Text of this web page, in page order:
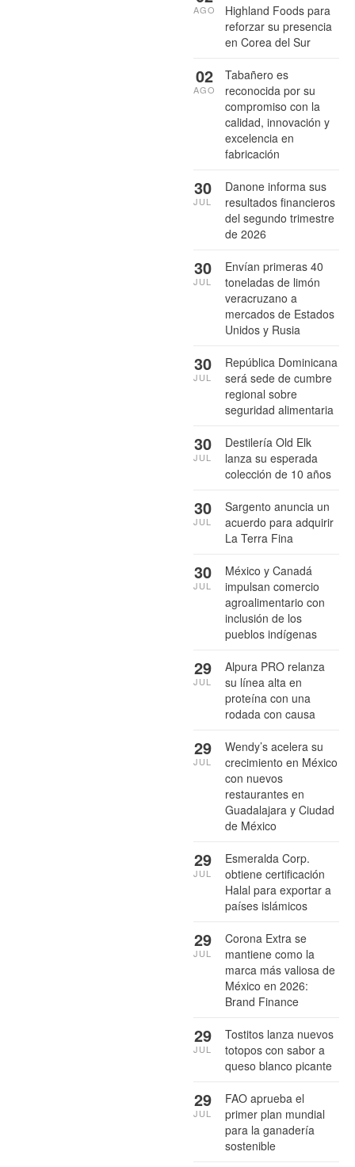
Highland Foods para
reforzar su presencia
en Corea del Sur
AGO
Tabañero es
reconocida por su
compromiso con la
calidad, innovación y
excelencia en
fabricación
02
AGO
Danone informa sus
resultados financieros
del segundo trimestre
de 2026
30
JUL
Envían primeras 40
toneladas de limón
veracruzano a
mercados de Estados
Unidos y Rusia
30
JUL
República Dominicana
será sede de cumbre
regional sobre
seguridad alimentaria
30
JUL
Destilería Old Elk
lanza su esperada
colección de 10 años
30
JUL
Sargento anuncia un
acuerdo para adquirir
La Terra Fina
30
JUL
México y Canadá
impulsan comercio
agroalimentario con
inclusión de los
pueblos indígenas
30
JUL
Alpura PRO relanza
su línea alta en
proteína con una
rodada con causa
29
JUL
Wendy’s acelera su
crecimiento en México
con nuevos
restaurantes en
Guadalajara y Ciudad
de México
29
JUL
Esmeralda Corp.
obtiene certificación
Halal para exportar a
países islámicos
29
JUL
Corona Extra se
mantiene como la
marca más valiosa de
México en 2026:
Brand Finance
29
JUL
Tostitos lanza nuevos
totopos con sabor a
queso blanco picante
29
JUL
FAO aprueba el
primer plan mundial
para la ganadería
sostenible
29
JUL